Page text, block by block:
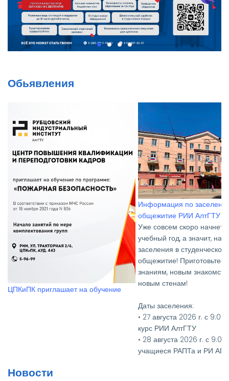
Обьявления
Информация по заселению в
Уже совсем скоро начнется новый
учебный год, а значит, настало время
заселения в студенческое
общежитие! Приготовьтесь к новым
новым стенам!
15:00 - 2-4 курсы РИИ АлтГТУ
Вручение дипломов
Новости